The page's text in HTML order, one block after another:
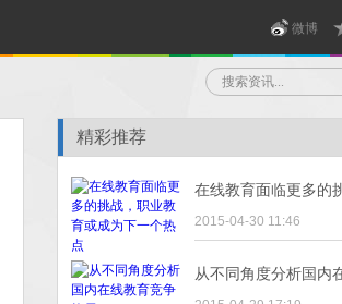
微博
精彩推荐
2015-04-30 11:46